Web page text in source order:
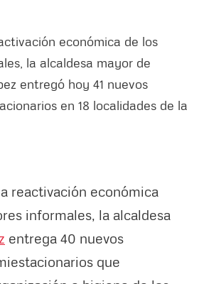
económica de los
la alcaldesa mayor de
entregó hoy 41 nuevos
en 18 localidades de la
reactivación económica
informales, la alcaldesa
entrega 40 nuevos
que